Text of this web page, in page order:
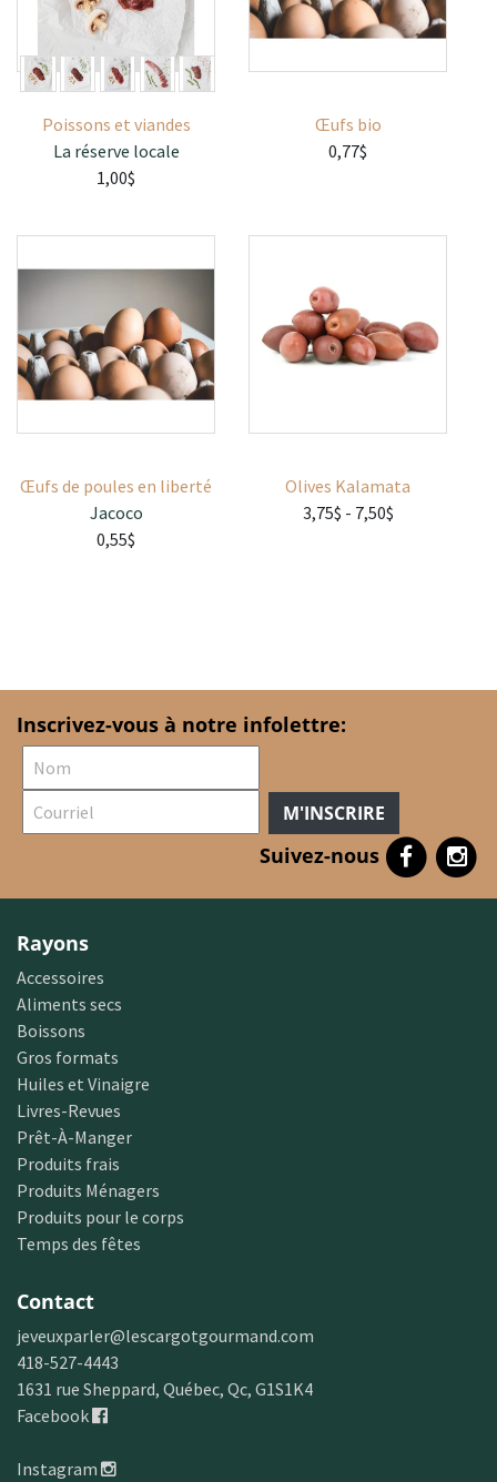
Poissons et viandes
La réserve locale
1,00$
Œufs bio
0,77$
Œufs de poules en liberté
Jacoco
0,55$
Olives Kalamata
3,75$ - 7,50$
Inscrivez-vous à notre infolettre:
M'INSCRIRE
Suivez-nous
Rayons
Accessoires
Aliments secs
Boissons
Gros formats
Huiles et Vinaigre
Livres-Revues
Prêt-À-Manger
Produits frais
Produits Ménagers
Produits pour le corps
Temps des fêtes
Contact
jeveuxparler@lescargotgourmand.com
418-527-4443
1631 rue Sheppard, Québec, Qc, G1S1K4
Facebook
Instagram